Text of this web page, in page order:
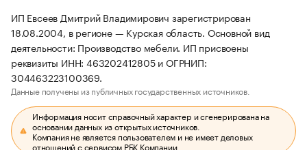
ИП Евсеев Дмитрий Владимирович зарегистрирован
18.08.2004, в регионе — Курская область. Основной вид
деятельности: Производство мебели. ИП присвоены
реквизиты ИНН: 463202412805 и ОГРНИП:
304463223100369.
Данные получены из публичных государственных источников.
Информация носит справочный характер и сгенерирована на
основании данных из открытых источников.
Компания не является пользователем и не имеет деловых
отношений с сервисом РБК Компании.